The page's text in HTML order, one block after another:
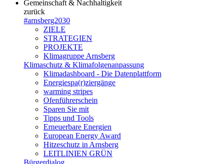
Gemeinschaft & Nachhaltigkeit
zurück
#arnsberg2030
ZIELE
STRATEGIEN
PROJEKTE
Klimagruppe Arnsberg
Klimaschutz & Klimafolgenanpassung
Klimadashboard - Die Datenplattform
Energiespa(r)ziergänge
warming stripes
Ofenführerschein
Sparen Sie mit
Tipps und Tools
Erneuerbare Energien
European Energy Award
Hitzeschutz in Arnsberg
LEITLINIEN GRÜN
Bürgerdialog